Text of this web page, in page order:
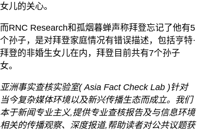
女儿的关心。
而RNC Research和孤烟暮蝉声称拜登忘记了他有5
个孙子，是对拜登家庭情况有错误描述，包括亨特·
拜登的非婚生女儿在内，拜登目前共有7个孙子
女。
亚洲事实查核实验室( Asia Fact Check Lab )针对
当今复杂媒体环境以及新兴传播生态而成立。我们
本于新闻专业主义,提供专业查核报告及与信息环境
相关的传播观察、深度报道,帮助读者对公共议题获